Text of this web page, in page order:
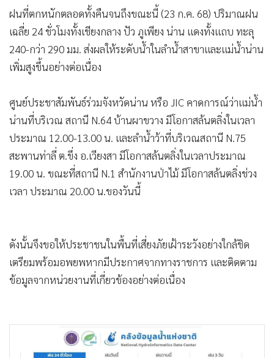
• Gotomanager
ฝนที่ตกหนักตลอดทั้งคืนจนถึงขณะนี้ (23 ก.ค. 68) ปริมาณฝน
เฉลี่ย 24 ชั่วโมงทั้งเชียงกลาง ปัว ภูเพียง น่าน แดงทั้งแถบ ทะลุ
240-กว่า 290 มม. ส่งผลให้ระดับน้ำในลำน้ำสาขาและแม่น้ำน่าน
เพิ่มสูงขึ้นอย่างต่อเนื่อง
ศูนย์ประชาสัมพันธ์ร่วมจังหวัดน่าน หรือ JIC คาดการณ์ว่าแม่น้ำ
น่านที่บริเวณ สถานี N.64 บ้านผาขวาง มีโอกาสล้นตลิ่งในเวลา
ประมาณ 12.00-13.00 น. และลำน้ำว้าที่บริเวณสถานี N.75
สะพานท่าลี่ ต.ขึ่ง อ.เวียงสา มีโอกาสล้นตลิ่งในเวลาประมาณ
19.00 น. ขณะที่สถานี N.1 สำนักงานป่าไม้ มีโอกาสล้นตลิ่งช่วง
เวลา ประมาณ 20.00 น.ของวันนี้
ดังนั้นจึงขอให้ประชาชนในพื้นที่เสี่ยงภัยเฝ้าระวังอย่างใกล้ชิด
เตรียมพร้อมอพยพหากมีประกาศจากทางราชการ และติดตาม
ข้อมูลจากหน่วยงานที่เกี่ยวข้องอย่างต่อเนื่อง